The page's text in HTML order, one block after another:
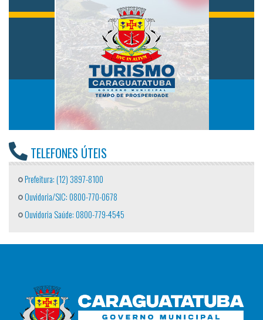
TELEFONES ÚTEIS
Prefeitura: (12) 3897-8100
Ouvidoria/SIC: 0800-770-0678
Ouvidoria Saúde: 0800-779-4545